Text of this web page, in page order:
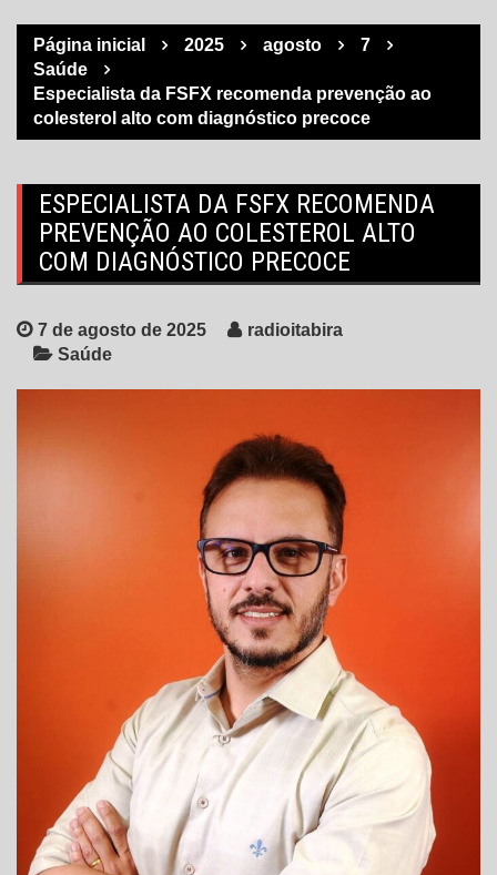
Página inicial 2025 agosto
7
Saúde
Especialista da FSFX recomenda prevenção ao
colesterol alto com diagnóstico precoce
ESPECIALISTA DA FSFX RECOMENDA
PREVENÇÃO AO COLESTEROL ALTO
COM DIAGNÓSTICO PRECOCE
7 de agosto de 2025
radioitabira
Saúde